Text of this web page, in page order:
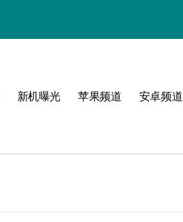
新机曝光 苹果频道 安卓频道